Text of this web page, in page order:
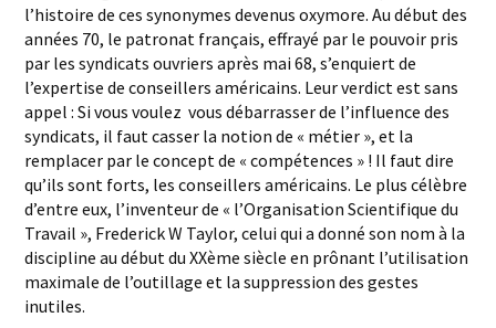
l’histoire de ces synonymes devenus oxymore. Au début des
années 70, le patronat français, effrayé par le pouvoir pris
par les syndicats ouvriers après mai 68, s’enquiert de
l’expertise de conseillers américains. Leur verdict est sans
appel : Si vous voulez vous débarrasser de l’influence des
syndicats, il faut casser la notion de « métier », et la
remplacer par le concept de « compétences » ! Il faut dire
qu’ils sont forts, les conseillers américains. Le plus célèbre
d’entre eux, l’inventeur de « l’Organisation Scientifique du
Travail », Frederick W Taylor, celui qui a donné son nom à la
discipline au début du XXème siècle en prônant l’utilisation
maximale de l’outillage et la suppression des gestes
inutiles.